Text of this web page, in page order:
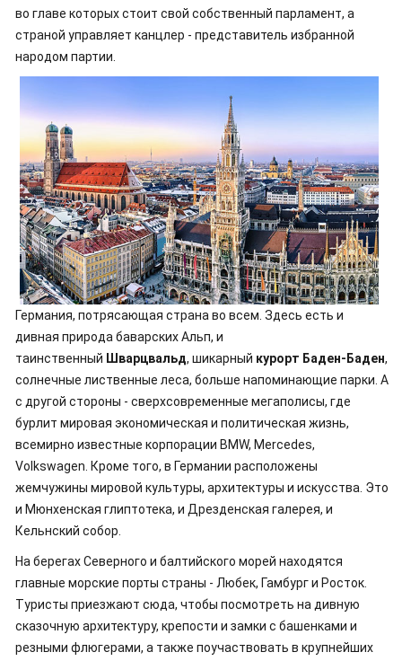
во главе которых стоит свой собственный парламент, а
страной управляет канцлер - представитель избранной
народом партии.
Германия, потрясающая страна во всем. Здесь есть и
дивная природа баварских Альп, и
таинственный Шварцвальд, шикарный курорт Баден-Баден,
солнечные лиственные леса, больше напоминающие парки. А
с другой стороны - сверхсовременные мегаполисы, где
бурлит мировая экономическая и политическая жизнь,
всемирно известные корпорации BMW, Mercedes,
Volkswagen. Кроме того, в Германии расположены
жемчужины мировой культуры, архитектуры и искусства. Это
и Мюнхенская глиптотека, и Дрезденская галерея, и
Кельнский собор.
На берегах Северного и балтийского морей находятся
главные морские порты страны - Любек, Гамбург и Росток.
Туристы приезжают сюда, чтобы посмотреть на дивную
сказочную архитектуру, крепости и замки с башенками и
резными флюгерами, а также поучаствовать в крупнейших